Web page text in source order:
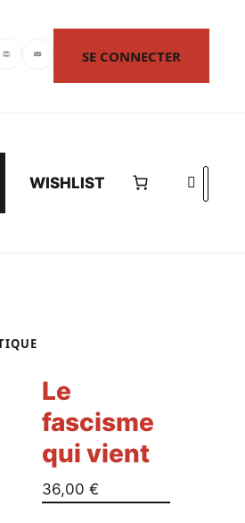
SE CONNECTER
WISHLIST
Le
fascisme
qui vient
36,00 €